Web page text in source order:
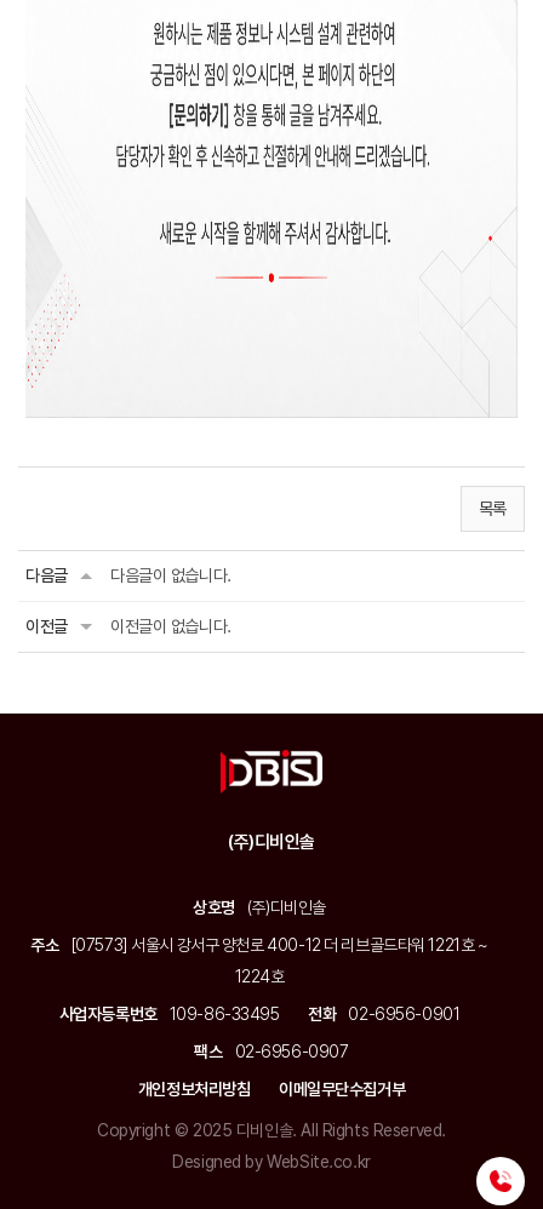
목록
다음글 다음글이 없습니다.
이전글 이전글이 없습니다.
(주)디비인솔
상호명
(주)디비인솔
주소
[07573] 서울시 강서구 양천로 400-12 더 리브골드타워 1221호 ~
1224호
사업자등록번호
109-86-33495 전화
02-6956-0901
팩스
02-6956-0907
개인정보처리방침
이메일무단수집거부
Copyright © 2025 디비인솔. All Rights Reserved.
Designed by WebSite.co.kr